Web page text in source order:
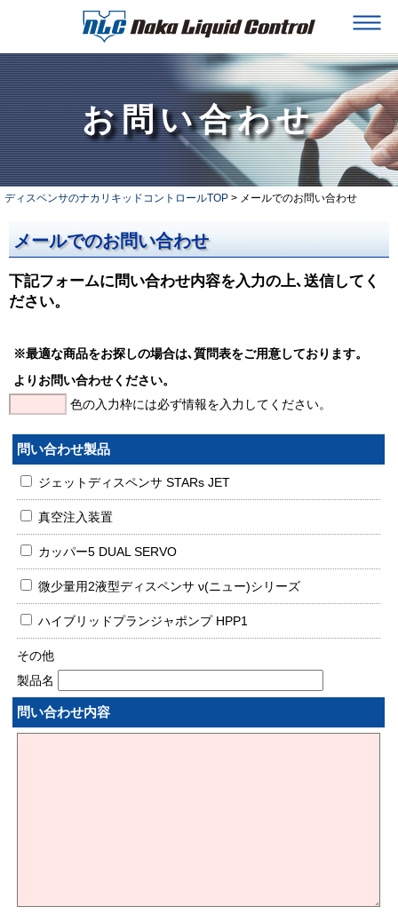
お問い合わせ
ディスペンサのナカリキッドコントロールTOP > メールでのお問い合わせ
メールでのお問い合わせ
下記フォームに問い合わせ内容を入力の上､送信してく
ださい。
※最適な商品をお探しの場合は､質問表をご用意しております。
よりお問い合わせください。
色の入力枠には必ず情報を入力してください。
問い合わせ製品
ジェットディスペンサ STARs JET
真空注入装置
カッパー5 DUAL SERVO
微少量用2液型ディスペンサ ν(ニュー)シリーズ
ハイブリッドプランジャポンプ HPP1
その他
製品名
問い合わせ内容